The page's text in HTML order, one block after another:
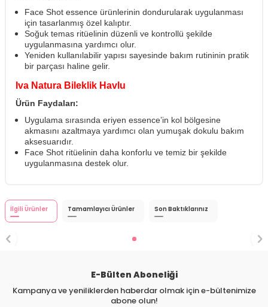
Face Shot essence ürünlerinin dondurularak uygulanması
için tasarlanmış özel kalıptır.
Soğuk temas ritüelinin düzenli ve kontrollü şekilde
uygulanmasına yardımcı olur.
Yeniden kullanılabilir yapısı sayesinde bakım rutininin pratik
bir parçası haline gelir.
Iva Natura Bileklik Havlu
Ürün Faydaları:
Uygulama sırasında eriyen essence’in kol bölgesine
akmasını azaltmaya yardımcı olan yumuşak dokulu bakım
aksesuarıdır.
Face Shot ritüelinin daha konforlu ve temiz bir şekilde
uygulanmasına destek olur.
İlgili Ürünler Tamamlayıcı Ürünler Son Baktıklarınız
E-Bülten Aboneliği
Kampanya ve yeniliklerden haberdar olmak için e-bültenimize
abone olun!